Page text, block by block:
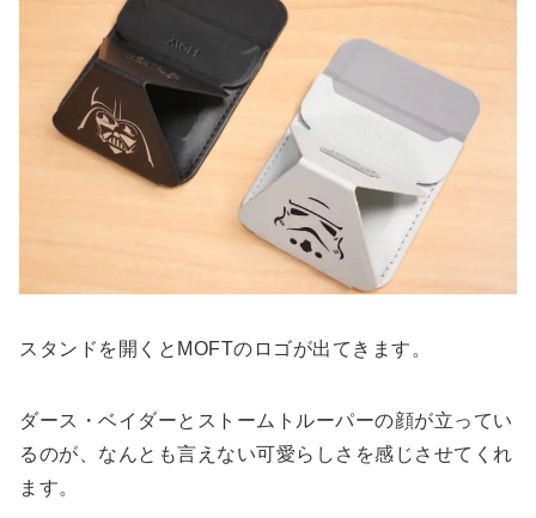
スタンドを開くとMOFTのロゴが出てきます。
ダース・ベイダーとストームトルーパーの顔が立ってい
るのが、なんとも言えない可愛らしさを感じさせてくれ
ます。